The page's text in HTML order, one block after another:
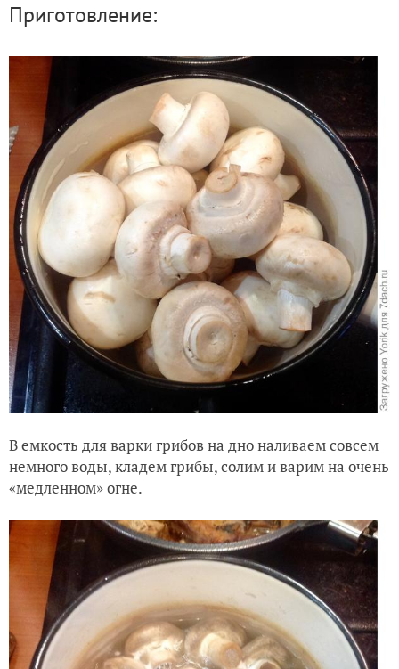
Приготовление:
В емкость для варки грибов на дно наливаем совсем
немного воды, кладем грибы, солим и варим на очень
«медленном» огне.